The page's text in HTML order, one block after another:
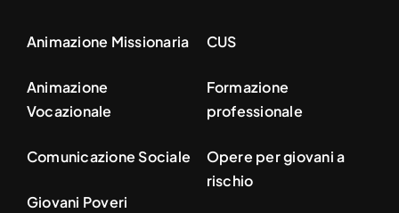
Animazione Missionaria
Animazione
Vocazionale
Comunicazione Sociale
Giovani Poveri
CUS
Formazione
professionale
Opere per giovani a
rischio